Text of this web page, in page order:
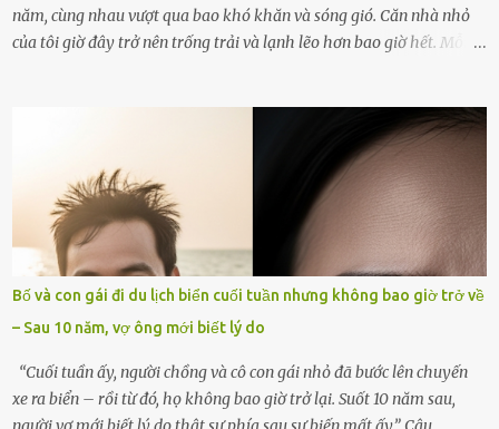
năm, cùng nhau vượt qua bao khó khăn và sóng gió. Căn nhà nhỏ
của tôi giờ đây trở nên trống trải và lạnh lẽo hơn bao giờ hết. Mỗi
rơi vào khoảng trống vô tận, chẳng còn muốn làm gì ngoài việc
ngồi lặng lẽ nhớ về cô ấy. Nhưng cuộc sống không cho phép tôi mãi
chìm đắm trong đau khổ. Họ hàng, bạn bè và những người thân
thiết đã đến bên, giúp tôi tổ chức tang lễ chu toàn. Và hôm nay là
ngày giỗ đầu tiên của vợ, 49 ngày sau khi cô ấy rời xa tôi mãi
mãi.Buổi sáng hôm đó, sau khi cúng cơm xong, tôi quyết định lên
sắp xếp lại bàn thờ vợ. Mọi thứ vẫn như mọi ngày, nhưng có điều gì
đó kỳ lạ mà tôi không thể giải thích được. Trong khoảnh khắc tôi
cúi xuống lau chùi bát hương, một luồng gió lạ thoáng qua, khiến
tôi giật mình. Và rồi, một chuyện kinh...
Bố và con gái đi du lịch biển cuối tuần nhưng không bao giờ trở về
– Sau 10 năm, vợ ông mới biết lý do
“Cuối tuần ấy, người chồng và cô con gái nhỏ đã bước lên chuyến
xe ra biển – rồi từ đó, họ không bao giờ trở lại. Suốt 10 năm sau,